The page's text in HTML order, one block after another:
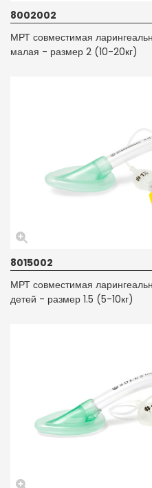
8002002
МРТ совместимая
малая - размер 2 (10-20кг)
8015002
МРТ совместимая
детей - размер 1.5 (5-10кг)